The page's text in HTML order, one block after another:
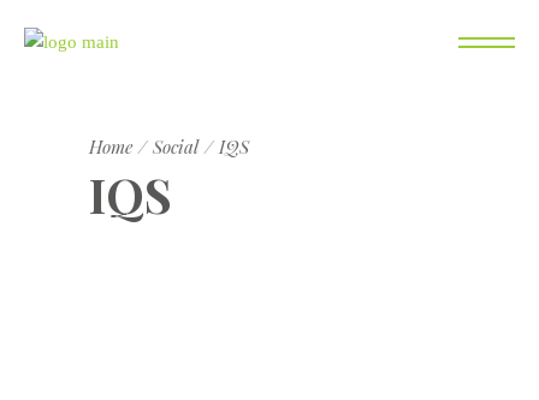
Home Social IQS
IQS